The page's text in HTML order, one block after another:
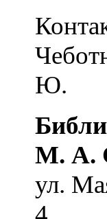
Ю.
М. А.
ул.